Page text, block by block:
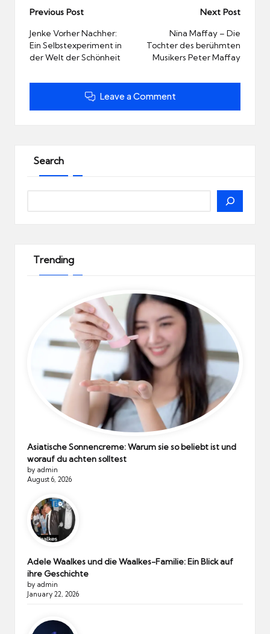
Post
navigation
Previous Post
Jenke Vorher Nachher:
Ein Selbstexperiment in
der Welt der Schönheit
Next Post
Nina Maffay – Die
Tochter des berühmten
Musikers Peter Maffay
Leave a Comment
Search
Trending
Asiatische Sonnencreme: Warum sie so beliebt ist und
worauf du achten solltest
by admin
August 6, 2026
Adele Waalkes und die Waalkes-Familie: Ein Blick auf
ihre Geschichte
by admin
January 22, 2026